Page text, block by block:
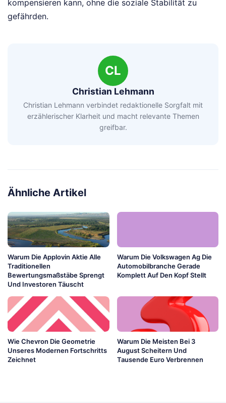
kompensieren kann, ohne die soziale Stabilität zu
gefährden.
CL
Christian Lehmann
Christian Lehmann verbindet redaktionelle Sorgfalt mit
erzählerischer Klarheit und macht relevante Themen
greifbar.
Ähnliche Artikel
Warum Die Applovin Aktie Alle
Traditionellen
Bewertungsmaßstäbe Sprengt
Und Investoren Täuscht
Warum Die Volkswagen Ag Die
Automobilbranche Gerade
Komplett Auf Den Kopf Stellt
Wie Chevron Die Geometrie
Unseres Modernen Fortschritts
Zeichnet
Warum Die Meisten Bei 3
August Scheitern Und
Tausende Euro Verbrennen